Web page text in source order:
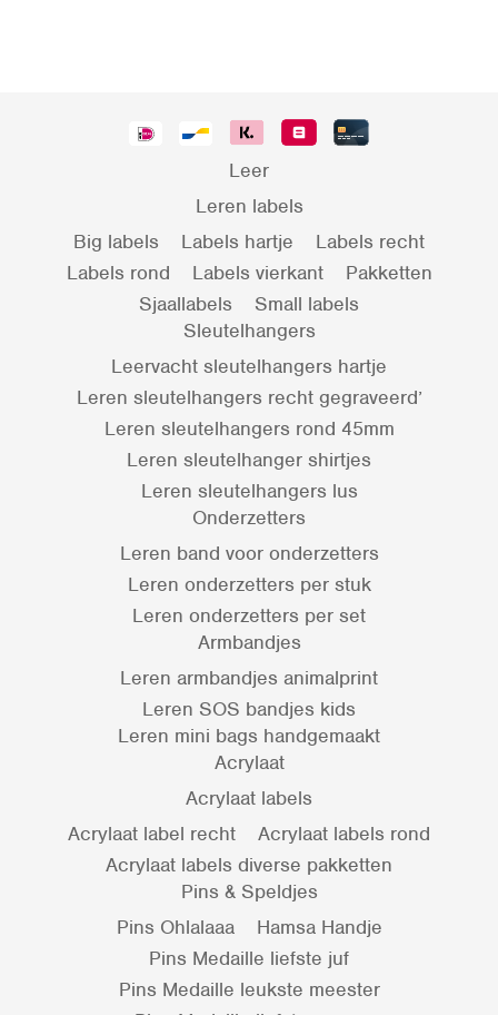
Leer
Leren labels
Big labels
Labels hartje
Labels recht
Labels rond
Labels vierkant
Pakketten
Sjaallabels
Small labels
Sleutelhangers
Leervacht sleutelhangers hartje
Leren sleutelhangers recht gegraveerd’
Leren sleutelhangers rond 45mm
Leren sleutelhanger shirtjes
Leren sleutelhangers lus
Onderzetters
Leren band voor onderzetters
Leren onderzetters per stuk
Leren onderzetters per set
Armbandjes
Leren armbandjes animalprint
Leren SOS bandjes kids
Leren mini bags handgemaakt
Acrylaat
Acrylaat labels
Acrylaat label recht
Acrylaat labels rond
Acrylaat labels diverse pakketten
Pins & Speldjes
Pins Ohlalaaa
Hamsa Handje
Pins Medaille liefste juf
Pins Medaille leukste meester